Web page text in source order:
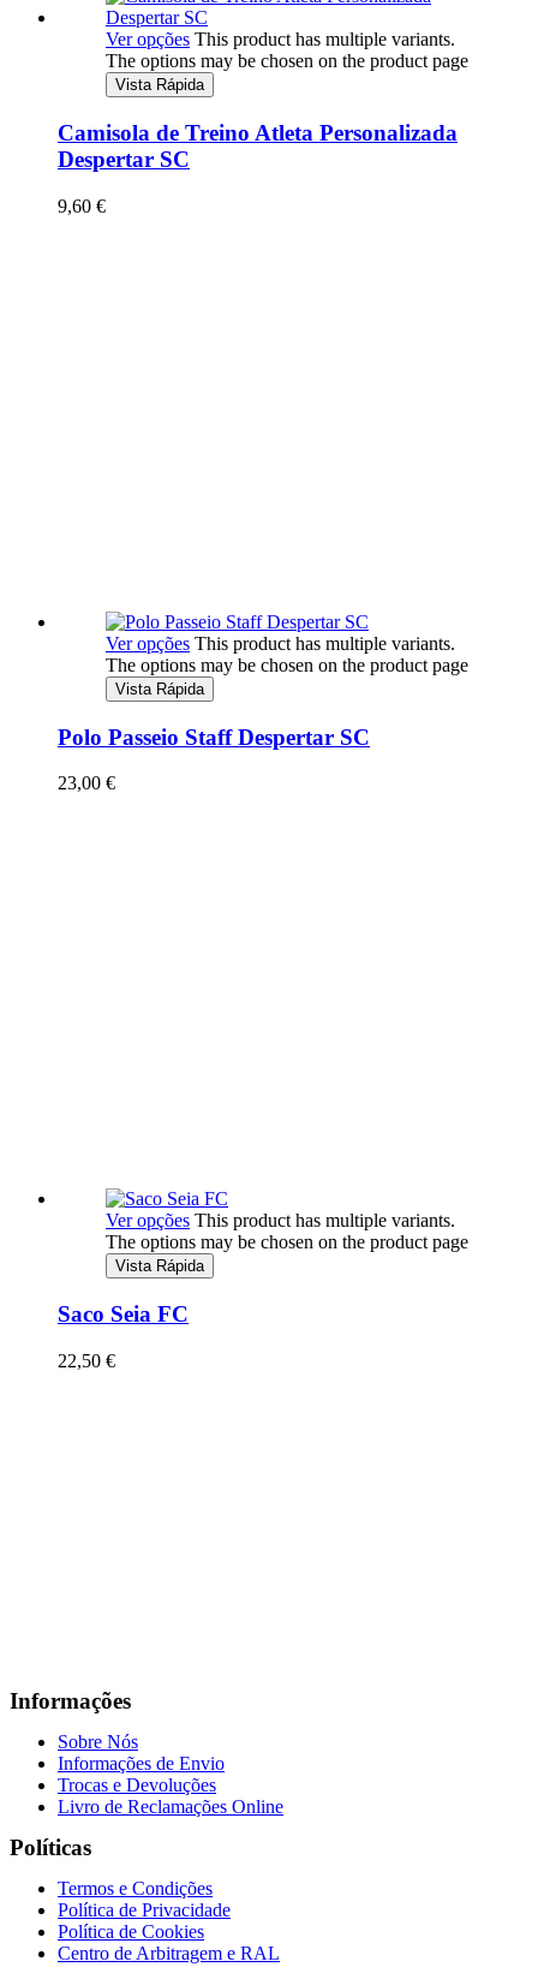
Ver opções This product has multiple variants.
The options may be chosen on the product page
Vista Rápida
Camisola de Treino Atleta Personalizada
Despertar SC
9,60 €
Ver opções This product has multiple variants.
The options may be chosen on the product page
Vista Rápida
Polo Passeio Staff Despertar SC
23,00 €
Ver opções This product has multiple variants.
The options may be chosen on the product page
Vista Rápida
Saco Seia FC
22,50 €
Informações
Sobre Nós
Informações de Envio
Trocas e Devoluções
Livro de Reclamações Online
Políticas
Termos e Condições
Política de Privacidade
Política de Cookies
Centro de Arbitragem e RAL